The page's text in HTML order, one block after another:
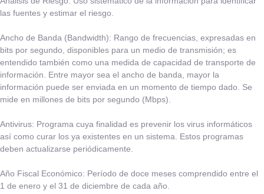
las fuentes y estimar el riesgo.
Ancho de Banda (Bandwidth): ​Rango de frecuencias, expresadas en
bits por segundo, disponibles para un medio de transmisión; es
entendido también como una medida de capacidad de transporte de
información. Entre mayor sea el ancho de banda, mayor la
información puede ser enviada en un momento de tiempo dado. Se
mide en millones de bits por segundo (Mbps).
Antivirus: ​Programa cuya finalidad es prevenir los virus informáticos
así como curar los ya existentes en un sistema. Estos programas
deben actualizarse periódicamente.
Año Fiscal Económico: ​Período de doce meses comprendido entre el
1 de enero y el 31 de diciembre de cada año.​